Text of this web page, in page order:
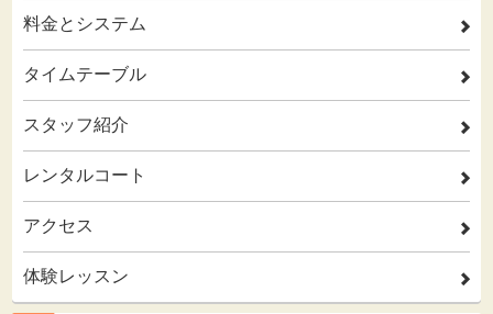
料金とシステム 2
タイムテーブル 2
スタッフ紹介 2
レンタルコート 2
アクセス 2
体験レッスン 2